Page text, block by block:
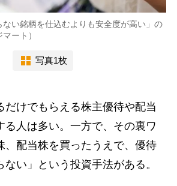
ない銘柄を仕込むよりも安全度が高い」の
ート）
写真1枚
けでもらえる株主優待や配当
る人は多い。一方で、その裏ワ
、配当株を買ったうえで、優待
い」という投資手法がある。